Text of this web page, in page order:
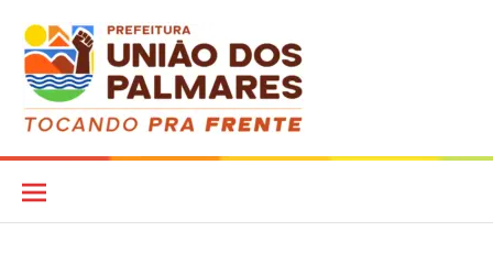
para
conteúdo
Diário Oficial